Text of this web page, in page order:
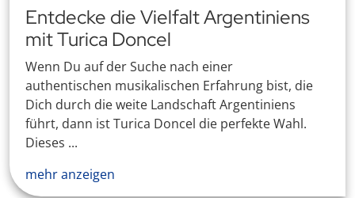
Entdecke die Vielfalt Argentiniens
mit Turica Doncel
Wenn Du auf der Suche nach einer
authentischen musikalischen Erfahrung bist, die
Dich durch die weite Landschaft Argentiniens
führt, dann ist Turica Doncel die perfekte Wahl.
Dieses ...
mehr anzeigen